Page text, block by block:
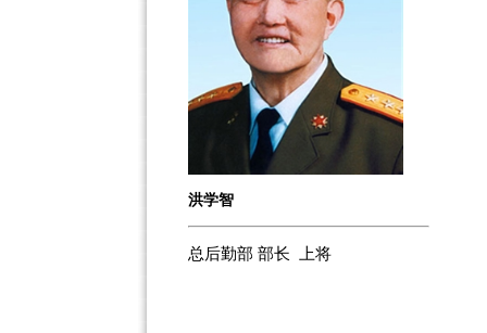
洪学智
总后勤部 部长 上将